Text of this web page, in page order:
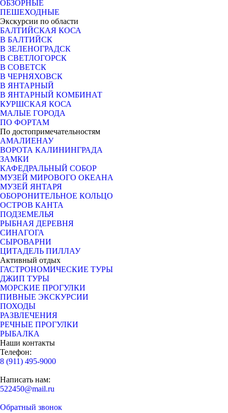
ОБЗОРНЫЕ
ПЕШЕХОДНЫЕ
Экскурсии по области
БАЛТИЙСКАЯ КОСА
В БАЛТИЙСК
В ЗЕЛЕНОГРАДСК
В СВЕТЛОГОРСК
В СОВЕТСК
В ЧЕРНЯХОВСК
В ЯНТАРНЫЙ
В ЯНТАРНЫЙ КОМБИНАТ
КУРШСКАЯ КОСА
МАЛЫЕ ГОРОДА
ПО ФОРТАМ
По достопримечательностям
АМАЛИЕНАУ
ВОРОТА КАЛИНИНГРАДА
ЗАМКИ
КАФЕДРАЛЬНЫЙ СОБОР
МУЗЕЙ МИРОВОГО ОКЕАНА
МУЗЕЙ ЯНТАРЯ
ОБОРОНИТЕЛЬНОЕ КОЛЬЦО
ОСТРОВ КАНТА
ПОДЗЕМЕЛЬЯ
РЫБНАЯ ДЕРЕВНЯ
СИНАГОГА
СЫРОВАРНИ
ЦИТАДЕЛЬ ПИЛЛАУ
Активный отдых
ГАСТРОНОМИЧЕСКИЕ ТУРЫ
ДЖИП ТУРЫ
МОРСКИЕ ПРОГУЛКИ
ПИВНЫЕ ЭКСКУРСИИ
ПОХОДЫ
РАЗВЛЕЧЕНИЯ
РЕЧНЫЕ ПРОГУЛКИ
РЫБАЛКА
Наши контакты
Телефон:
8 (911) 495-9000
Написать нам:
522450@mail.ru
Обратный звонок